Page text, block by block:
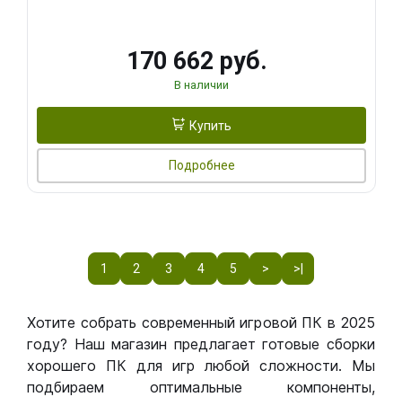
170 662 руб.
В наличии
Купить
Подробнее
1 2 3 4 5 > >|
Хотите собрать современный игровой ПК в 2025
году? Наш магазин предлагает готовые сборки
хорошего ПК для игр любой сложности. Мы
подбираем оптимальные компоненты,